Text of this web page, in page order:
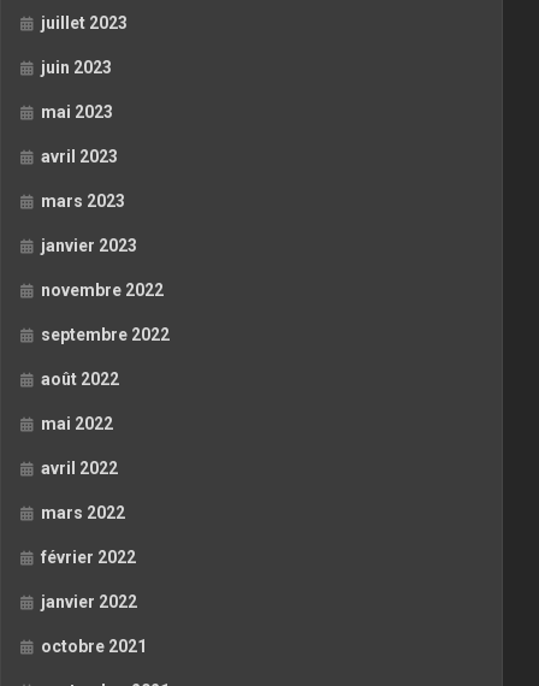
juillet 2023
juin 2023
mai 2023
avril 2023
mars 2023
janvier 2023
novembre 2022
septembre 2022
août 2022
mai 2022
avril 2022
mars 2022
février 2022
janvier 2022
octobre 2021